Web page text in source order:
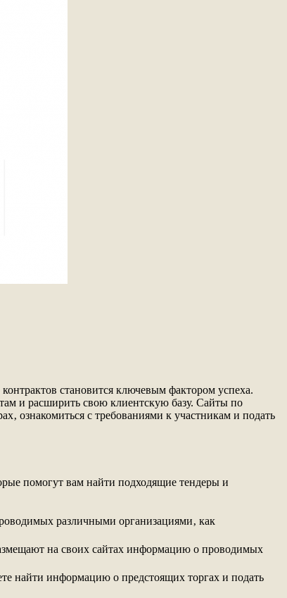
становится ключевым фактором успеха.
и расширить свою клиентскую базу. Сайты по
ознакомиться с требованиями к участникам и подать
помогут вам найти подходящие тендеры и
различными организациями‚ как
на своих сайтах информацию о проводимых
найти информацию о предстоящих торгах и подать